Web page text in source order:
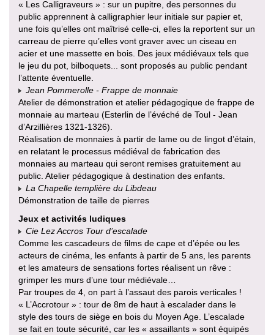
« Les Calligraveurs » : sur un pupitre, des personnes du
public apprennent à calligraphier leur initiale sur papier et,
une fois qu’elles ont maîtrisé celle-ci, elles la reportent sur un
carreau de pierre qu’elles vont graver avec un ciseau en
acier et une massette en bois. Des jeux médiévaux tels que
le jeu du pot, bilboquets... sont proposés au public pendant
l’attente éventuelle.
Jean Pommerolle - Frappe de monnaie
Atelier de démonstration et atelier pédagogique de frappe de
monnaie au marteau (Esterlin de l’évéché de Toul - Jean
d’Arzillières 1321-1326).
Réalisation de monnaies à partir de lame ou de lingot d’étain,
en relatant le processus médiéval de fabrication des
monnaies au marteau qui seront remises gratuitement au
public. Atelier pédagogique à destination des enfants.
La Chapelle templière du Libdeau
Démonstration de taille de pierres
Jeux et activités ludiques
Cie Lez Accros Tour d’escalade
Comme les cascadeurs de films de cape et d’épée ou les
acteurs de cinéma, les enfants à partir de 5 ans, les parents
et les amateurs de sensations fortes réalisent un rêve :
grimper les murs d’une tour médiévale…
Par troupes de 4, on part à l’assaut des parois verticales !
« L’Accrotour » : tour de 8m de haut à escalader dans le
style des tours de siège en bois du Moyen Age. L’escalade
se fait en toute sécurité, car les « assaillants » sont équipés